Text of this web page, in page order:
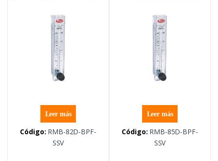
Leer más
Código: RMB-82D-BPF-
SSV
Leer más
Código: RMB-85D-BPF-
SSV